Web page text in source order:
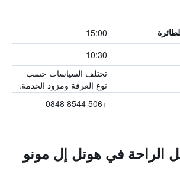
15:00
10:30
تختلف السياسات حسب
نوع الغرفة ومزود الخدمة.
+506 8544 0848
الراحة في هوتل إل مونو